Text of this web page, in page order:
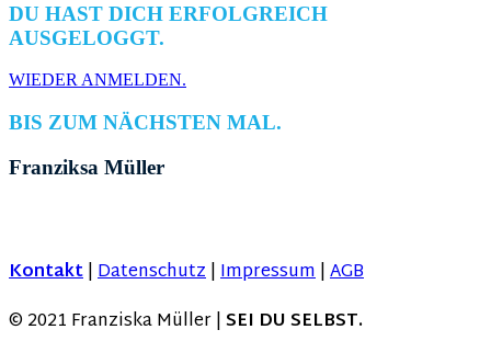
DU HAST DICH ERFOLGREICH
AUSGELOGGT.
WIEDER ANMELDEN.
BIS ZUM NÄCHSTEN MAL.
Franziksa Müller
Kontakt|Datenschutz|Impressum|AGB
© 2021 Franziska Müller |SEI DU SELBST.